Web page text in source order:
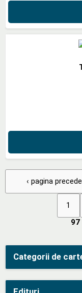
Categorii de
‹ pagina
1
97